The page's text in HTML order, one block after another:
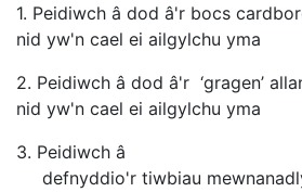
1. Peidiwch â dod â'r bocs
nid yw'n cael ei ailgylchu yma
2. Peidiwch â dod â'r ‘gragen’
nid yw'n cael ei ailgylchu yma
3. Peidiwch â
defnyddio'r tiwbiau